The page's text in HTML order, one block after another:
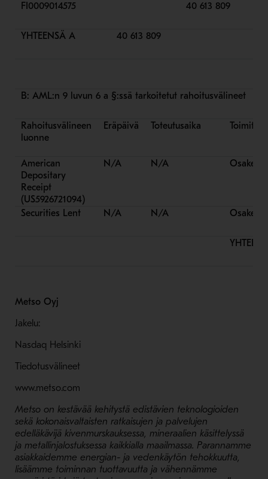
FI0009014575
40 613 809
YHTEENSÄ A 40 613 809
B: AML:n 9 luvun 6 a §:ssä tarkoitetut rahoitusvälineet
Rahoitusvälineen
luonne
Eräpäivä Toteutusaika
American
Depositary
Receipt
(US5926721094)
N/A N/A Osake-
Securities Lent N/A N/A Osake-
Metso Oyj
Jakelu:
Nasdaq Helsinki
Tiedotusvälineet
www.metso.com
Metso on kestävää kehitystä edistävien teknologioiden
sekä kokonaisvaltaisten ratkaisujen ja palvelujen
edelläkävijä kivenmurskauksessa, mineraalien käsittelyssä
ja metallinjalostuksessa kaikkialla maailmassa. Parannamme
asiakkaidemme energian- ja vedenkäytön tehokkuutta,
lisäämme toiminnan tuottavuutta ja vähennämme